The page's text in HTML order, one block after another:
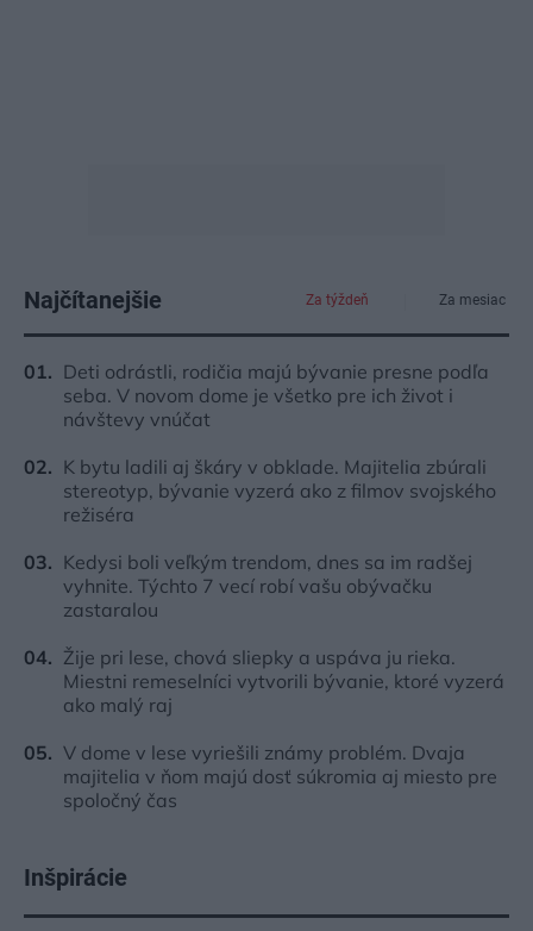
Najčítanejšie Za týždeň Za mesiac
Deti odrástli, rodičia majú bývanie presne podľa
seba. V novom dome je všetko pre ich život i
návštevy vnúčat
K bytu ladili aj škáry v obklade. Majitelia zbúrali
stereotyp, bývanie vyzerá ako z filmov svojského
režiséra
Kedysi boli veľkým trendom, dnes sa im radšej
vyhnite. Týchto 7 vecí robí vašu obývačku
zastaralou
Žije pri lese, chová sliepky a uspáva ju rieka.
Miestni remeselníci vytvorili bývanie, ktoré vyzerá
ako malý raj
V dome v lese vyriešili známy problém. Dvaja
majitelia v ňom majú dosť súkromia aj miesto pre
spoločný čas
Inšpirácie